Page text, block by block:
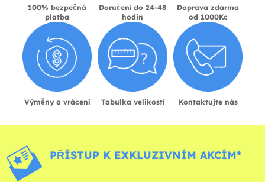
100% bezpečná
platba
Doručení do 24-48
hodin
Doprava zdarma
od 1000Kc
Výměny a vrácení Tabulka velikostí Kontaktujte nás
PŘÍSTUP K EXKLUZIVNÍM AKCÍM*